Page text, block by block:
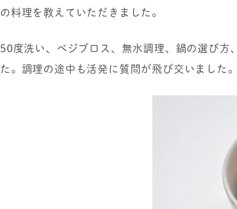
の料理を教えていただきました。
50度洗い、ベジブロス、無水調理、鍋の選び方
た。調理の途中も活発に質問が飛び交いました。